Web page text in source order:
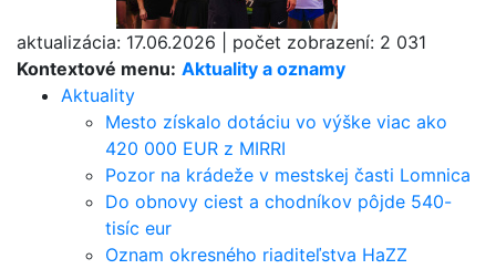
Kontextové menu: Aktuality a oznamy
Aktuality
Mesto získalo dotáciu vo výške viac ako
420 000 EUR z MIRRI
Pozor na krádeže v mestskej časti Lomnica
Do obnovy ciest a chodníkov pôjde 540-
tisíc eur
Oznam okresného riaditeľstva HaZZ
aktualizácia: 17.06.2026 počet zobrazení: 2 031